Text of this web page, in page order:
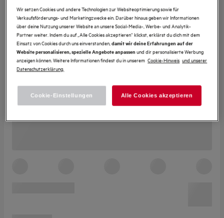
Wir setzen Cookies und andere Technologien zur Websiteoptimierung sowie für
Verkaufsförderungs- und Marketingzwecke ein. Darüber hinaus geben wir Informationen
über deine Nutzung unserer Website an unsere Social-Media-, Werbe- und Analytik-
Partner weiter. Indem du auf „Alle Cookies akzeptieren“ klickst, erklärst du dich mit dem
Einsatz von Cookies durch uns einverstanden,damit wir deine Erfahrungen auf der
Website personalisieren, spezielle Angebote anpassen und dir personalisierte Werbung
anzeigen können. Weitere Informationen findest du in unserem Cookie-Hinweis und unserer
Datenschutzerklärung.
Cookie-Einstellungen Alle Cookies akzeptieren